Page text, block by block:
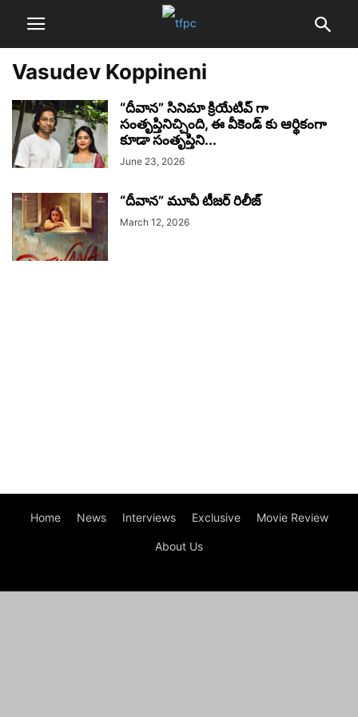
Vasudev Koppineni
“దీవాన” సినిమా క్రియేటివ్ గా
సంతృప్తినిచ్చింది, ఈ వీకెండ్ కు ఆర్థికంగా
కూడా సంతృప్తిని...
June 23, 2026
“దీవాన” మూవీ టీజర్ రిలీజ్
March 12, 2026
Home News Interviews Exclusive Movie Review
About Us